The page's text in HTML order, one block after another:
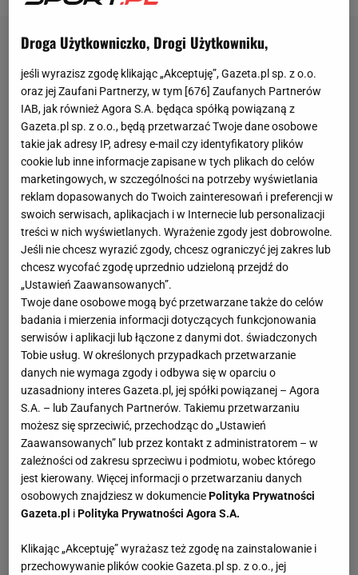
Droga Użytkowniczko, Drogi Użytkowniku,
jeśli wyrazisz zgodę klikając „Akceptuję”, Gazeta.pl sp. z o.o.
oraz jej Zaufani Partnerzy, w tym [676] Zaufanych Partnerów
IAB, jak również Agora S.A. będąca spółką powiązaną z
Gazeta.pl sp. z o.o., będą przetwarzać Twoje dane osobowe
takie jak adresy IP, adresy e-mail czy identyfikatory plików
cookie lub inne informacje zapisane w tych plikach do celów
marketingowych, w szczególności na potrzeby wyświetlania
reklam dopasowanych do Twoich zainteresowań i preferencji w
swoich serwisach, aplikacjach i w Internecie lub personalizacji
treści w nich wyświetlanych. Wyrażenie zgody jest dobrowolne.
Jeśli nie chcesz wyrazić zgody, chcesz ograniczyć jej zakres lub
chcesz wycofać zgodę uprzednio udzieloną przejdź do
„Ustawień Zaawansowanych”.
Twoje dane osobowe mogą być przetwarzane także do celów
badania i mierzenia informacji dotyczących funkcjonowania
serwisów i aplikacji lub łączone z danymi dot. świadczonych
Tobie usług. W określonych przypadkach przetwarzanie
danych nie wymaga zgody i odbywa się w oparciu o
uzasadniony interes Gazeta.pl, jej spółki powiązanej – Agora
S.A. – lub Zaufanych Partnerów. Takiemu przetwarzaniu
możesz się sprzeciwić, przechodząc do „Ustawień
Zaawansowanych” lub przez kontakt z administratorem – w
zależności od zakresu sprzeciwu i podmiotu, wobec którego
jest kierowany. Więcej informacji o przetwarzaniu danych
osobowych znajdziesz w dokumenciePolityka Prywatności
Gazeta.pl iPolityka Prywatności Agora S.A.
Klikając „Akceptuję” wyrażasz też zgodę na zainstalowanie i
przechowywanie plików cookie Gazeta.pl sp. z o.o., jej